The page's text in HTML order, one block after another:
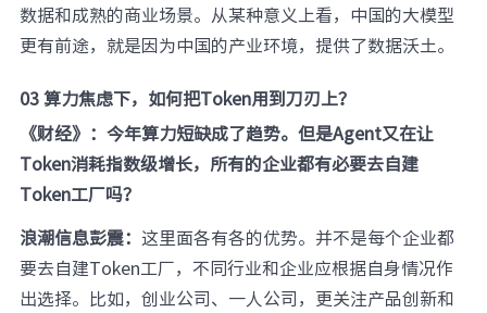
数据和成熟的商业场景。从某种意义上看，中国的大模型
更有前途，就是因为中国的产业环境，提供了数据沃土。
03 算力焦虑下，如何把Token用到刀刃上？
《财经》：今年算力短缺成了趋势。但是Agent又在让
Token消耗指数级增长，所有的企业都有必要去自建
Token工厂吗？
浪潮信息彭震： 这里面各有各的优势。并不是每个企业都
要去自建Token工厂，不同行业和企业应根据自身情况作
出选择。比如，创业公司、一人公司，更关注产品创新和